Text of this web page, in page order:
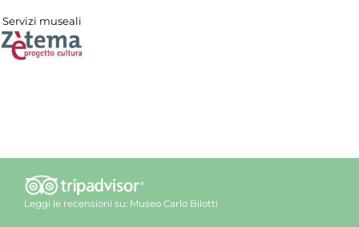
Servizi museali
Leggi le recensioni su: Museo Carlo Bilotti